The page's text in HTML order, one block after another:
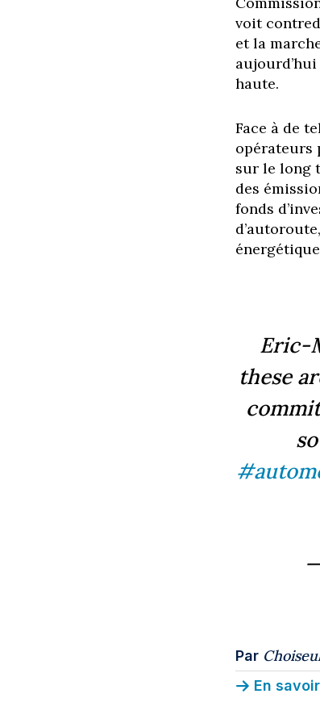
voit
et la
haute.
Face à de
opérateurs
sur le long
des
fonds
Eric-
these
Par
En